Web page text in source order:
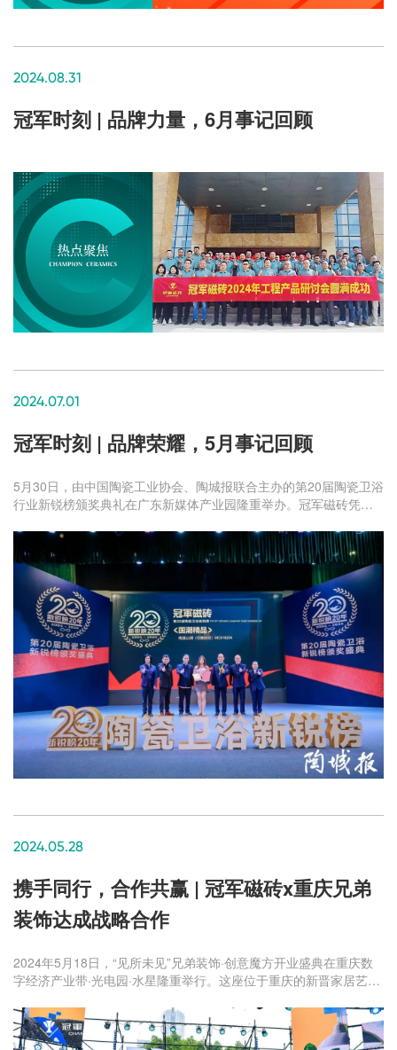
2024.08.31
冠军时刻 | 品牌力量，6月事记回顾
2024.07.01
冠军时刻 | 品牌荣耀，5月事记回顾
5月30日，由中国陶瓷工业协会、陶城报联合主办的第20届陶瓷卫浴
行业新锐榜颁奖典礼在广东新媒体产业园隆重举办。冠军磁砖凭借
新锐榜评审团队对企业品牌实力和智造实力的高度认可，也是行业
对冠军磁砖多年来注重品牌发展的极积回应。
2024.05.28
携手同行，合作共赢 | 冠军磁砖x重庆兄弟
装饰达成战略合作
2024年5月18日，“见所未见”兄弟装饰·创意魔方开业盛典在重庆数
字经济产业带·光电园·水星隆重举行。这座位于重庆的新晋家居艺术
未有的极致家居体验，引领了全城的热潮与狂欢。